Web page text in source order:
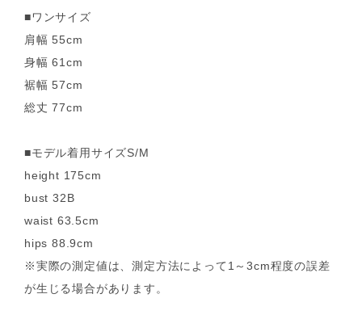
■ワンサイズ
肩幅 55cm
身幅 61cm
裾幅 57cm
総丈 77cm
■モデル着用サイズS/M
height 175cm
bust 32B
waist 63.5cm
hips 88.9cm
※実際の測定値は、測定方法によって1～3cm程度の誤差
が生じる場合があります。